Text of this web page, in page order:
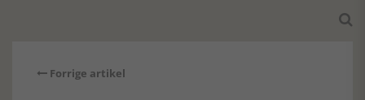

Forrige artikel